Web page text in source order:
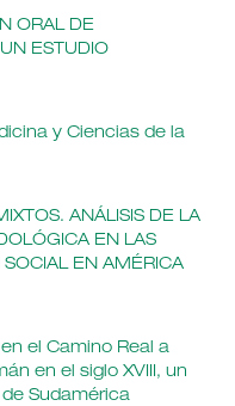
ORAL DE
ESTUDIO
y Ciencias de la
ANÁLISIS DE LA
EN LAS
SOCIAL EN AMÉRICA
el Camino Real a
en el siglo XVIII, un
Sudamérica